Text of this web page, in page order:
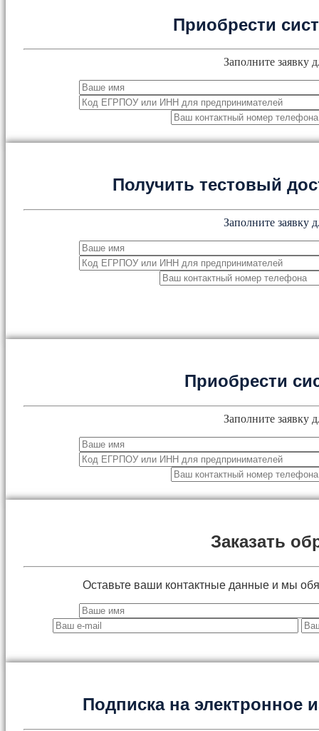
Приобрести
Заполните заявку
Получить тестовый
Заполните заявку
Приобрести
Заполните заявку
Заказать
Оставьте ваши контактные данные и мы
Подписка на электронное